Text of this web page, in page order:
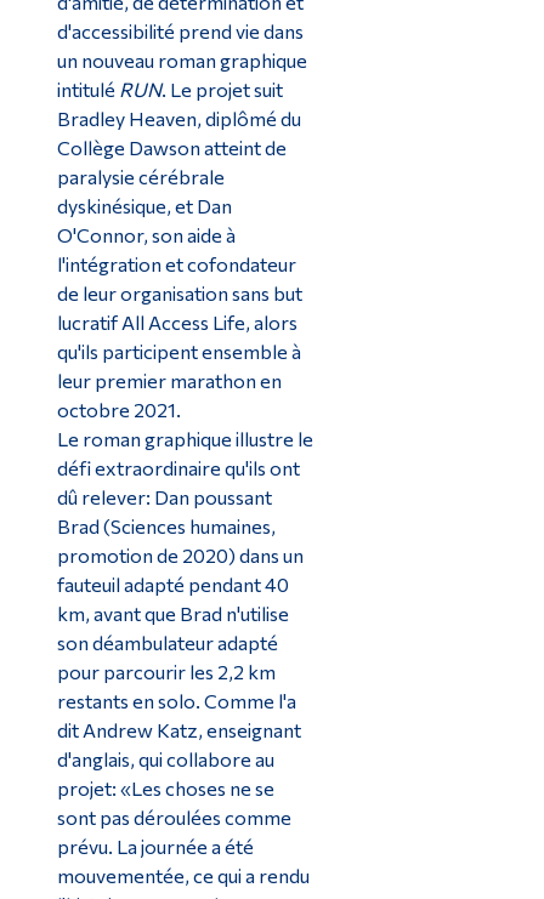
d'accessibilité prend vie dans
un nouveau roman graphique
intitulé RUN. Le projet suit
Bradley Heaven, diplômé du
Collège Dawson atteint de
paralysie cérébrale
dyskinésique, et Dan
O'Connor, son aide à
l'intégration et cofondateur
de leur organisation sans but
lucratif All Access Life, alors
qu'ils participent ensemble à
leur premier marathon en
octobre 2021.
Le roman graphique illustre le
défi extraordinaire qu'ils ont
dû relever: Dan poussant
Brad (Sciences humaines,
promotion de 2020) dans un
fauteuil adapté pendant 40
km, avant que Brad n'utilise
son déambulateur adapté
pour parcourir les 2,2 km
restants en solo. Comme l'a
dit Andrew Katz, enseignant
d'anglais, qui collabore au
projet: «Les choses ne se
sont pas déroulées comme
prévu. La journée a été
mouvementée, ce qui a rendu